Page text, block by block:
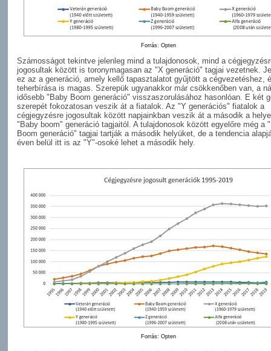
Forrás: Opten
Számosságot tekintve jelenleg mind a tulajdonosok, mind a
jogosultak között is toronymagasan az "X generáció" tagjai vezetnek.
ez az a generáció, amely kellő tapasztalatot gyűjtött a cégvezetéshez,
teherbírása is magas. Szerepük ugyanakkor már csökkenőben van, a
idősebb "Baby Boom generáció" visszaszorulásához hasonlóan. E két
szerepét fokozatosan veszik át a fiatalok. Az "Y generációs" fiatalok a
cégjegyzésre jogosultak között napjainkban veszik át a második a
"Baby boom" generáció tagjaitól. A tulajdonosok között egyelőre még a
Boom generáció" tagjai tartják a második helyüket, de a tendencia
éven belül itt is az "Y"-osoké lehet a második hely.
Forrás: Opten